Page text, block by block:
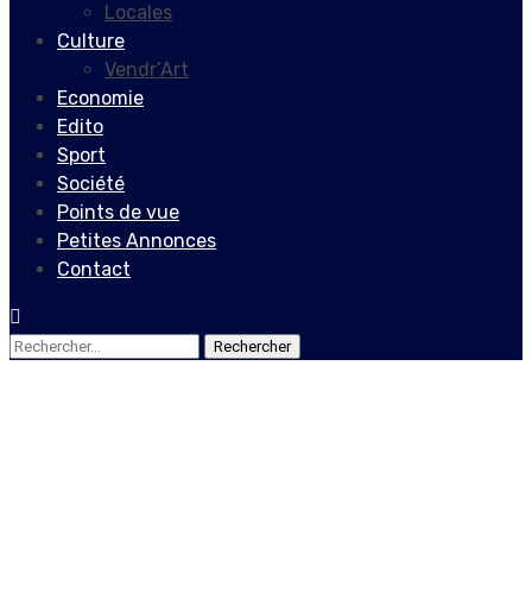
Locales
Culture
Vendr’Art
Economie
Edito
Sport
Société
Points de vue
Petites Annonces
Contact
Rechercher :